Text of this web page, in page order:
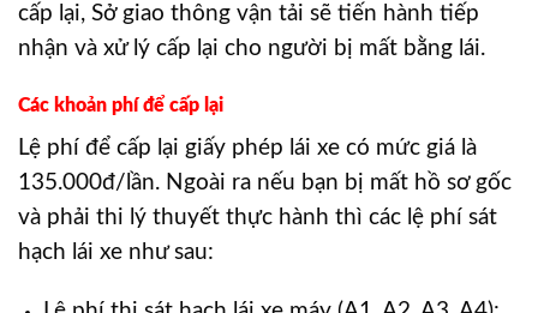
cấp lại, Sở giao thông vận tải sẽ tiến hành tiếp
nhận và xử lý cấp lại cho người bị mất bằng lái.
Các khoản phí để cấp lại
Lệ phí để cấp lại giấy phép lái xe có mức giá là
135.000đ/lần. Ngoài ra nếu bạn bị mất hồ sơ gốc
và phải thi lý thuyết thực hành thì các lệ phí sát
hạch lái xe như sau: